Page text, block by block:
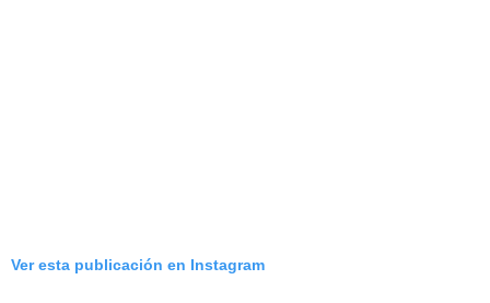
Ver esta publicación en Instagram